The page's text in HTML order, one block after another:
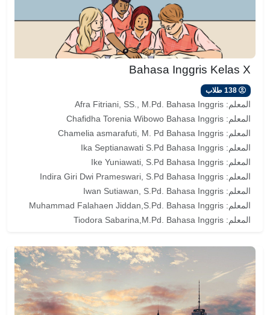
Bahasa Inggris Kelas X
138 طلاب
المعلم: Afra Fitriani, SS., M.Pd. Bahasa Inggris
المعلم: Chafidha Torenia Wibowo Bahasa Inggris
المعلم: Chamelia asmarafuti, M. Pd Bahasa Inggris
المعلم: Ika Septianawati S.Pd Bahasa Inggris
المعلم: Ike Yuniawati, S.Pd Bahasa Inggris
المعلم: Indira Giri Dwi Prameswari, S.Pd Bahasa Inggris
المعلم: Iwan Sutiawan, S.Pd. Bahasa Inggris
المعلم: Muhammad Falahaen Jiddan,S.Pd. Bahasa Inggris
المعلم: Tiodora Sabarina,M.Pd. Bahasa Inggris